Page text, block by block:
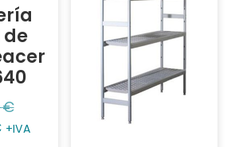
€
+IVA